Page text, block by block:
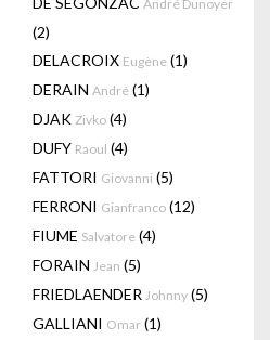
André Dunoyer
(2)
DELACROIX Eugène (1)
DERAIN André (1)
DJAK Zivko (4)
DUFY Raoul (4)
FATTORI Giovanni (5)
FERRONI Gianfranco (12)
FIUME Salvatore (4)
FORAIN Jean (5)
FRIEDLAENDER Johnny (5)
GALLIANI Omar (1)